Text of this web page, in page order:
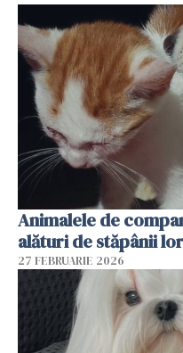
Animalele de
alături de stăpânii lor
27 FEBRUARIE 2026